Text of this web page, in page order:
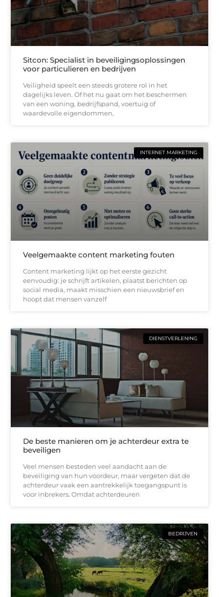
Sitcon: Specialist in beveiligingsoplossingen
voor particulieren en bedrijven
Veiligheid speelt een steeds grotere rol in het
dagelijks leven. Of het nu gaat om het beschermen
van een woning, bedrijfspand, voertuig of
waardevolle eigendommen,
INTERNET MARKETING
Veelgemaakte content marketing fouten
Content marketing lijkt op het eerste gezicht
eenvoudig: je schrijft artikelen, plaatst berichten op
social media, maakt misschien een nieuwsbrief en
hoopt dat mensen vanzelf
DIENSTVERLENING
De beste manieren om je achterdeur extra te
beveiligen
Veel mensen besteden veel aandacht aan de
beveiliging van hun voordeur, maar vergeten dat de
achterdeur vaak een aantrekkelijk toegangspunt is
voor inbrekers. Omdat achterdeuren
BEDRIJVEN